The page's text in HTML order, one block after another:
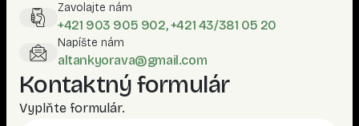
Zavolajte nám
+421 903 905 902, +421 43/381 05 20
Napíšte nám
altankyorava@gmail.com
Kontaktný formulár
Vyplňte formulár.